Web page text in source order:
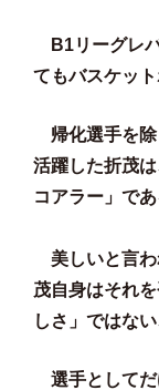
B1リーグレ
てもバスケッ
帰化選手を除
活躍した折茂
コアラー」であ
美しいと言わ
茂自身はそれ
しさ」ではな
選手としてだ